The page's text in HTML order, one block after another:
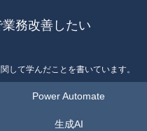
務改善したい
して学んだことを書いています。
Power Automate
生成AI